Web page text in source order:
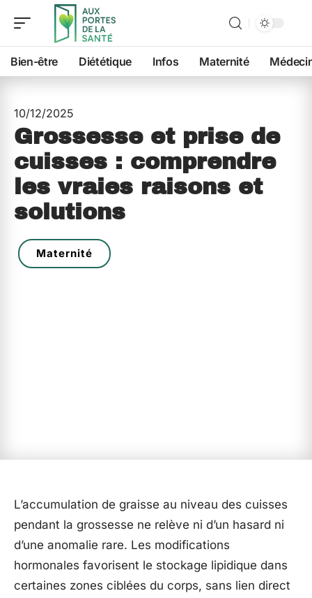
Bien-être Diététique Infos Maternité
10/12/2025
Grossesse et prise de
cuisses : comprendre
les vraies raisons et
solutions
Maternité
L’accumulation de graisse au niveau des cuisses
pendant la grossesse ne relève ni d’un hasard ni
d’une anomalie rare. Les modifications
hormonales favorisent le stockage lipidique dans
certaines zones ciblées du corps, sans lien direct